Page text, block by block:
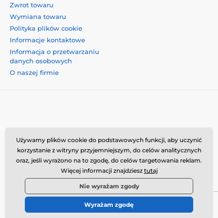
Zwrot towaru
Wymiana towaru
Polityka plików cookie
Informacje kontaktowe
Informacja o przetwarzaniu
danych osobowych
O naszej firmie
Momanio s.r.o., Okružní 361/14, 74718, Píšť, Czechy,
VAT: CZ09604707, info@momanio.pl
© 2026 www.momanio.pl ⦁ Utworzono e-sklep
Używamy plików cookie do podstawowych funkcji, aby uczynić
korzystanie z witryny przyjemniejszym, do celów analitycznych
oraz, jeśli wyrażono na to zgodę, do celów targetowania reklam.
Więcej informacji znajdziesz tutaj
Nie wyrażam zgody
Wyrażam zgodę